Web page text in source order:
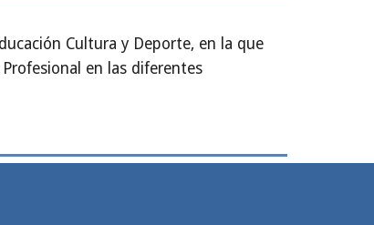
Cultura y Deporte, en la que
en las diferentes